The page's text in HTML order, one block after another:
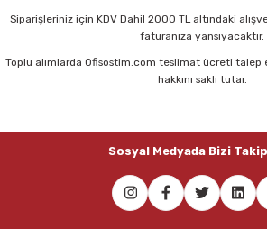
Xerox 3R97097 A4 Colotech 150 li 280 gr Fotokopi
Sepete Ekle
Mimaks DK-3 3 lü Set Suni Deri Masaüstü Set
Siparişleriniz için KDV Dahil 2000 TL altındaki
faturanıza yansıyacaktır.
Toplu alımlarda Ofisostim.com teslimat ücreti
hakkını saklı tutar.
Sosyal Medyada Bizi